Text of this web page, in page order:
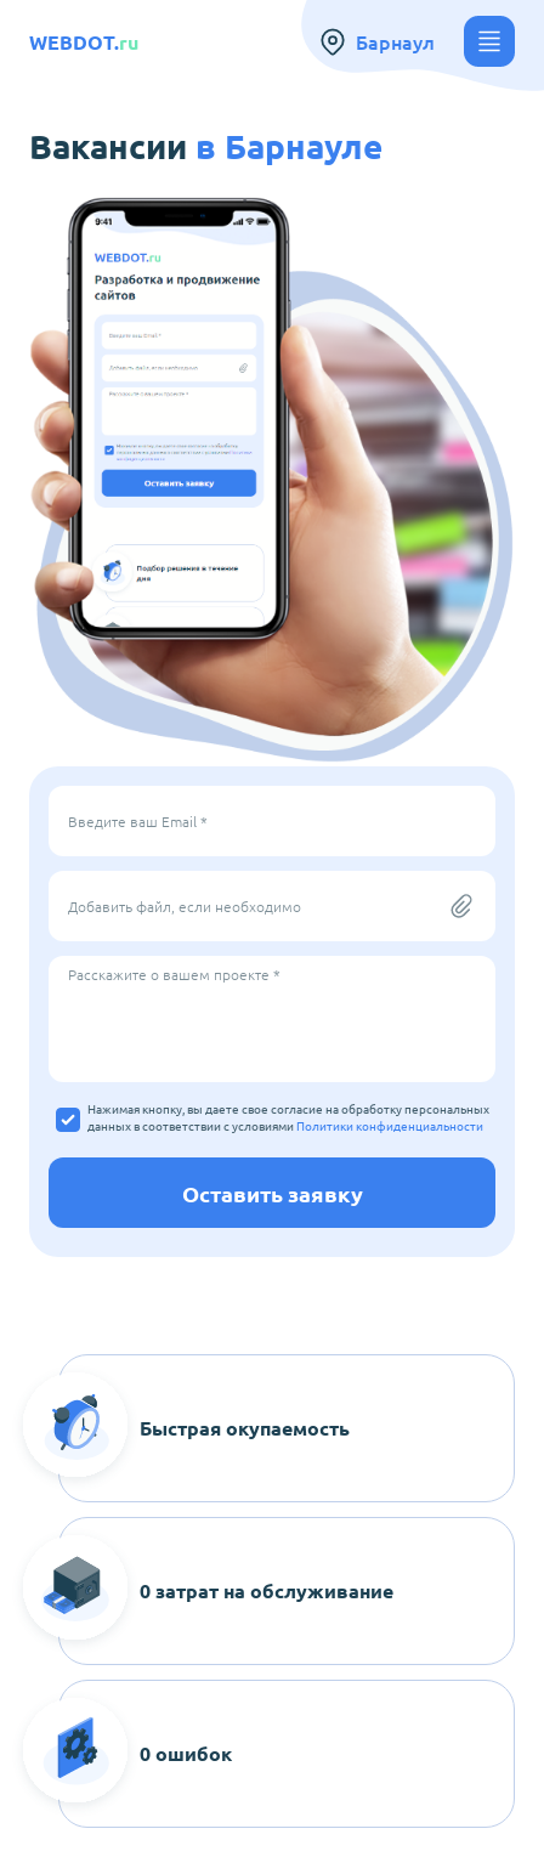
WEBDOT.ru Барнаул
Вакансии в Барнауле
Введите ваш Email *
Добавить файл, если необходимо
Расскажите о вашем проекте *
Нажимая кнопку, вы даете свое согласие на обработку персональных
данныхв соответствии с условиямиПолитики конфиденциальности
Оставить заявку
Быстрая окупаемость
0 затрат на обслуживание
0 ошибок